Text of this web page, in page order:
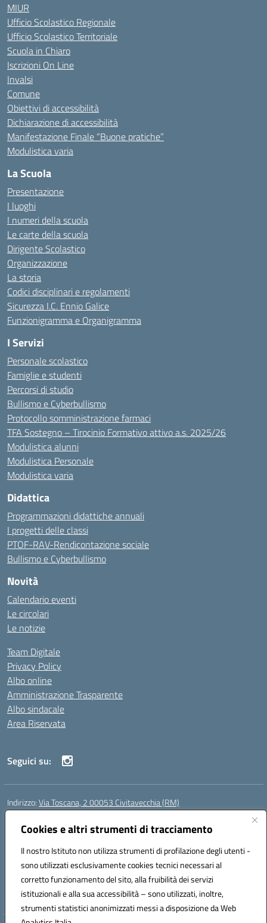
Cookies e altri strumenti di tracciamento
Il nostro Istituto non utilizza strumenti di profilazione degli utenti -
sono utilizzati esclusivamente cookies tecnici necessari al
corretto funzionamento del sito, alla fruibilità dei servizi
istituzionali e alla sua accessibilità – sono utilizzati, inoltre,
strumenti statistici anonimizzati messi a disposizione da Web
MIUR
Ufficio Scolastico Regionale
Ufficio Scolastico Territoriale
Scuola in Chiaro
Iscrizioni On Line
Invalsi
Comune
Obiettivi di accessibilità
Dichiarazione di accessibilità
Manifestazione Finale “Buone pratiche”
Modulistica varia
La Scuola
Presentazione
I luoghi
I numeri della scuola
Le carte della scuola
Dirigente Scolastico
Organizzazione
La storia
Codici disciplinari e regolamenti
Sicurezza I.C. Ennio Galice
Funzionigramma e Organigramma
I Servizi
Personale scolastico
Famiglie e studenti
Percorsi di studio
Bullismo e Cyberbullismo
Protocollo somministrazione farmaci
TFA Sostegno – Tirocinio Formativo attivo a.s. 2025/26
Modulistica alunni
Modulistica Personale
Modulistica varia
Didattica
Programmazioni didattiche annuali
I progetti delle classi
PTOF-RAV-Rendicontazione sociale
Bullismo e Cyberbullismo
Novità
Calendario eventi
Le circolari
Le notizie
Team Digitale
Privacy Policy
Albo online
Amministrazione Trasparente
Albo sindacale
Area Riservata
Seguici su:
Indirizzo:Via Toscana, 2 00053 Civitavecchia (RM)
Centralino:
Posta elettronica certificata (PEC):rmic8b900g@pec.istruzione.it
Codice fiscale: 91038380589
Codice meccanografico:RMIC8B900G
Codice Indice delle Pubbliche Amministrazioni (IPA): istsc_rmic8b900g
Codice unico di fatturazione (CUF): UFP4NO